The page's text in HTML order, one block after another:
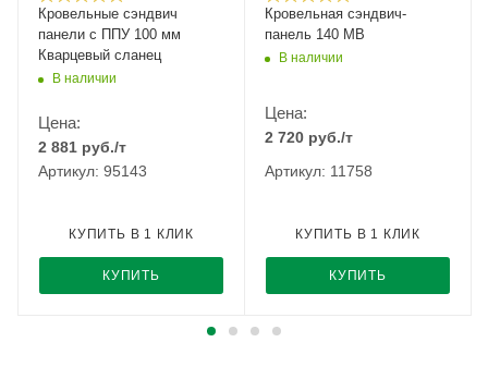
Кровельные сэндвич
панели с ППУ 100 мм
Кварцевый сланец
В наличии
Цена:
2 881 руб./т
Артикул: 95143
КУПИТЬ
КУПИТЬ В 1 КЛИК
Кровельная сэндвич-
панель 140 МВ
В наличии
Цена:
2 720 руб./т
Артикул: 11758
КУПИТЬ
КУПИТЬ В 1 КЛИК